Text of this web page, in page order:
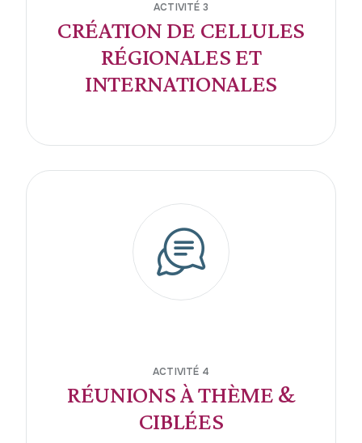
ACTIVITÉ 3
CRÉATION DE CELLULES
RÉGIONALES ET
INTERNATIONALES
ACTIVITÉ 4
RÉUNIONS À THÈME &
CIBLÉES